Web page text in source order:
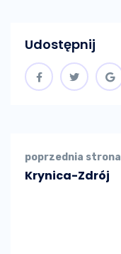
Udostępnij
poprzednia strona
Krynica-Zdrój